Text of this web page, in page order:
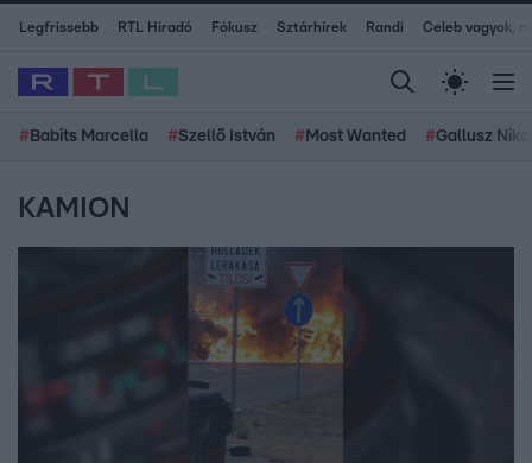
Legfrissebb RTL Híradó Fókusz Sztárhírek Randi Celeb vagyok,
# Babits Marcella #Szellő István # Most Wanted #Gallusz
KAMION